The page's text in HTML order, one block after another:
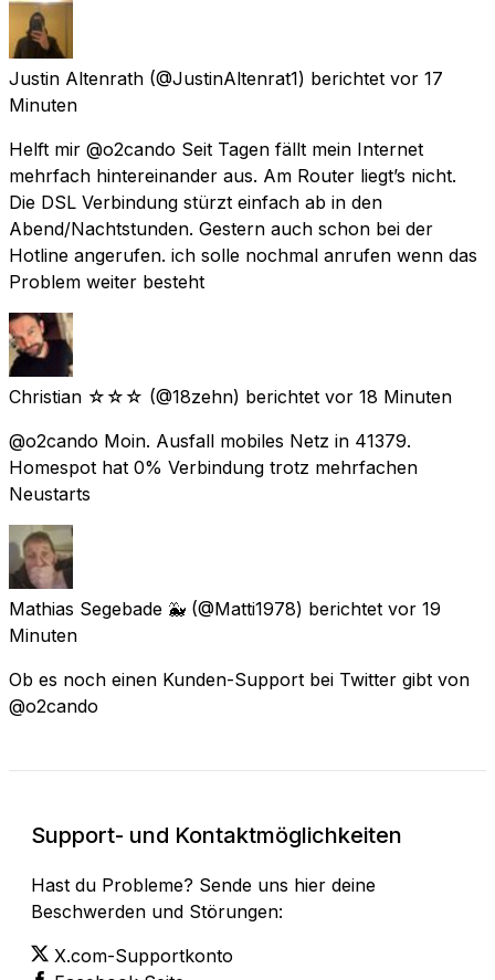
Justin Altenrath (@JustinAltenrat1) berichtet vor 17
Minuten
Helft mir @o2cando Seit Tagen fällt mein Internet
mehrfach hintereinander aus. Am Router liegt’s nicht.
Die DSL Verbindung stürzt einfach ab in den
Abend/Nachtstunden. Gestern auch schon bei der
Hotline angerufen. ich solle nochmal anrufen wenn das
Problem weiter besteht
Christian ☆☆☆ (@18zehn) berichtet vor 18 Minuten
@o2cando Moin. Ausfall mobiles Netz in 41379.
Homespot hat 0% Verbindung trotz mehrfachen
Neustarts
Mathias Segebade 🐳 (@Matti1978) berichtet vor 19
Minuten
Ob es noch einen Kunden-Support bei Twitter gibt von
@o2cando
Support- und Kontaktmöglichkeiten
Hast du Probleme? Sende uns hier deine
Beschwerden und Störungen:
X.com-Supportkonto